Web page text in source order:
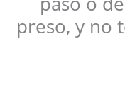
preso, y no